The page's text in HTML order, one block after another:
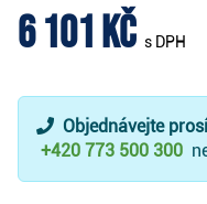
6 101 Kč s DPH
Objednávejte
+420 773 500 300